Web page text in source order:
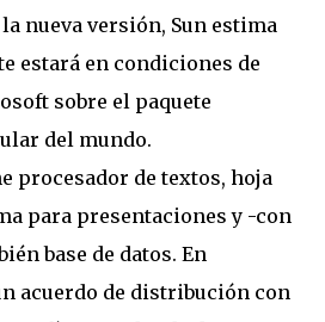
nueva versión, Sun estima
estará en condiciones de
sobre el paquete
del mundo.
procesador de textos, hoja
para presentaciones y -con
base de datos. En
acuerdo de distribución con